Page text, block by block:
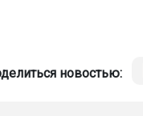
новостью: